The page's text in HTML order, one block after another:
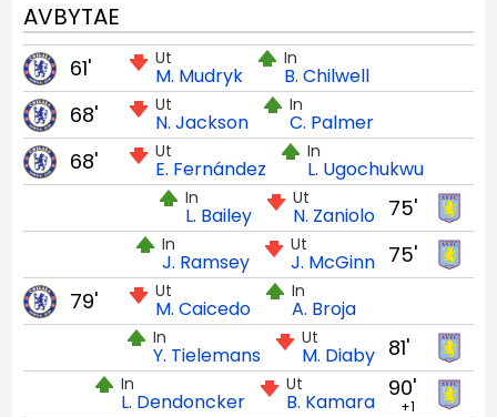
AVBYTAE
Ut
M. Mudryk
In
B. Chilwell
61'
Ut
N. Jackson
In
C. Palmer
68'
Ut
E. Fernández
In
L. Ugochukwu
68'
75'
Ut
N. Zaniolo
In
L. Bailey
75'
Ut
J. McGinn
In
J. Ramsey
Ut
M. Caicedo
In
A. Broja
79'
81'
Ut
M. Diaby
In
Y. Tielemans
90'
+1
Ut
B. Kamara
In
L. Dendoncker